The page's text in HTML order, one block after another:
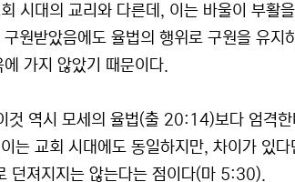
시대의 교리와 다른데, 이는 바울이 부활
원받았음에도 율법의 행위로 구원을 유지
가지 않았기 때문이다.
역시 모세의 율법(출 20:14)보다 엄격한
는 교회 시대에도 동일하지만, 차이가 있
던져지지는 않는다는 점이다(마 5:30).